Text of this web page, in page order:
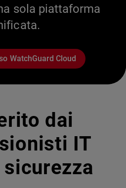
sola piattaforma
WatchGuard Cloud
dai
IT